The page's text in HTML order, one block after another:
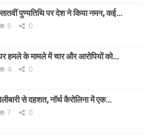
पुण्यतिथि पर देश ने किया नमन, कई…
8 0
हमले के मामले में चार और आरोपियों को…
4 0
से दहशत, नॉर्थ कैरोलिना में एक…
7 0